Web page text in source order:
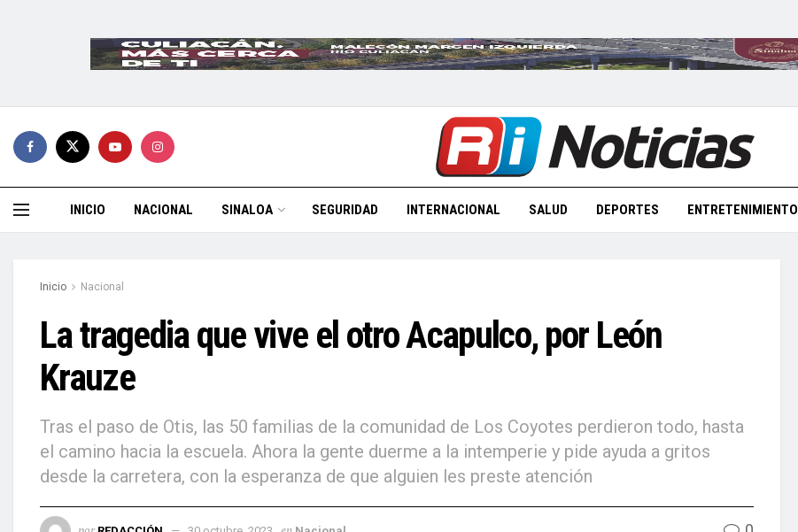
INICIO NACIONAL SINALOA SEGURIDAD INTERNACIONAL SALUD DEPORTES ENTRETENIMIENTO
Inicio Nacional
La tragedia que vive el otro Acapulco, por León
Krauze
Tras el paso de Otis, las 50 familias de la comunidad de Los Coyotes perdieron todo, hasta
el camino hacia la escuela. Ahora la gente duerme a la intemperie y pide ayuda a gritos
desde la carretera, con la esperanza de que alguien les preste atención